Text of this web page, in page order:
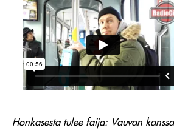
Honkasesta tulee faija: Vauvan